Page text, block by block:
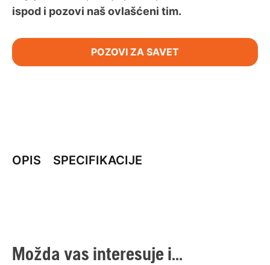
ispod i pozovi naš ovlašćeni tim.
POZOVI ZA SAVET
OPIS SPECIFIKACIJE
Možda vas interesuje i...